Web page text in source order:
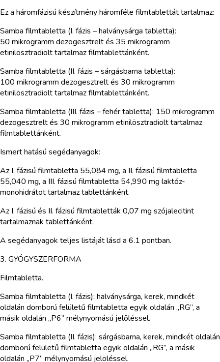
Ez a háromfázisú készítmény háromféle filmtablettát tartalmaz:
Samba filmtabletta (I. fázis – halványsárga tabletta):
50 mikrogramm dezogesztrelt és 35 mikrogramm
etinilösztradiolt tartalmaz filmtablettánként.
Samba filmtabletta (II. fázis – sárgásbarna tabletta):
100 mikrogramm dezogesztrelt és 30 mikrogramm
etinilösztradiolt tartalmaz filmtablettánként.
Samba filmtabletta (III. fázis – fehér tabletta): 150 mikrogramm
dezogesztrelt és 30 mikrogramm etinilösztradiolt tartalmaz
filmtablettánként.
Ismert hatású segédanyagok:
Az I. fázisú filmtabletta 55,084 mg, a II. fázisú filmtabletta
55,040 mg, a III. fázisú filmtabletta 54,990 mg laktóz-
monohidrátot tartalmaz tablettánként.
Az I. fázisú és II. fázisú filmtabletták 0,07 mg szójalecitint
tartalmaznak tablettánként.
A segédanyagok teljes listáját lásd a 6.1 pontban.
3. GYÓGYSZERFORMA
Filmtabletta.
Samba filmtabletta (I. fázis): halványsárga, kerek, mindkét
oldalán domború felületű filmtabletta egyik oldalán „RG”, a
másik oldalán „P6” mélynyomású jelöléssel.
Samba filmtabletta (II. fázis): sárgásbarna, kerek, mindkét oldalán
domború felületű filmtabletta egyik oldalán „RG”, a másik
oldalán „P7” mélynyomású jelöléssel.